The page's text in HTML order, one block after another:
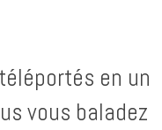
en un
vous baladez